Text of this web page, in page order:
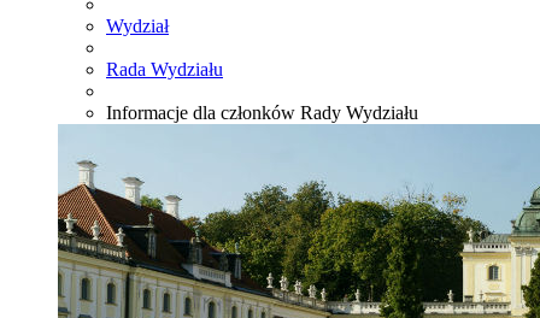
Wydział
Rada Wydziału
Informacje dla członków Rady Wydziału